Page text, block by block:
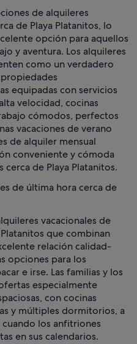
de alquileres
de Playa Platanitos, lo
opción para aquellos
y aventura. Los alquileres
como un verdadero
equipadas con servicios
velocidad, cocinas
cómodos, perfectos
vacaciones de verano
de alquiler mensual
conveniente y cómoda
cerca de Playa Platanitos.
de última hora cerca de
vacacionales de
que combinan
relación calidad-
opciones para los
e irse. Las familias y los
especialmente
con cocinas
y múltiples dormitorios, a
los anfitriones
en sus calendarios.